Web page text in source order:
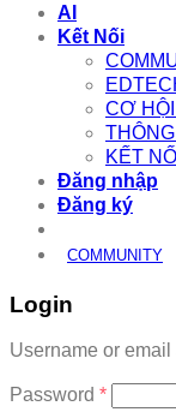
AI
Kết Nối
CƠ
KẾT
Đăng nhập
Đăng ký
COMMUNITY
Login
Username or
Password *Required